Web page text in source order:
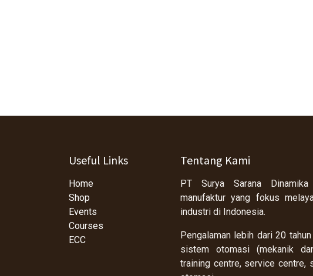
Useful Links
Home
Shop
Events
Courses
ECC
Tentang Kami
PT Surya Sarana
manufaktur yang fokus
industri di Indonesia.
Pengalaman lebih dari 20
sistem otomasi (mekanik
training centre, service centre,